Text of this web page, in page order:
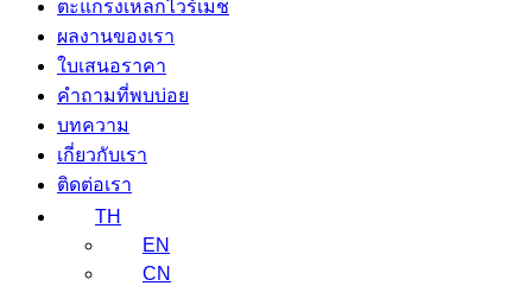
ตะแกรงเหล็กไวร์เมช
ผลงานของเรา
ใบเสนอราคา
คำถามที่พบบ่อย
บทความ
เกี่ยวกับเรา
ติดต่อเรา
TH
EN
CN